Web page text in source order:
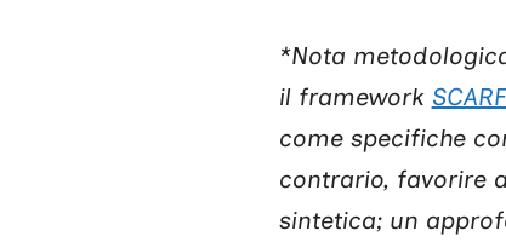
*Nota
il framework SCARF
come specifiche
contrario, favorire
sintetica; un